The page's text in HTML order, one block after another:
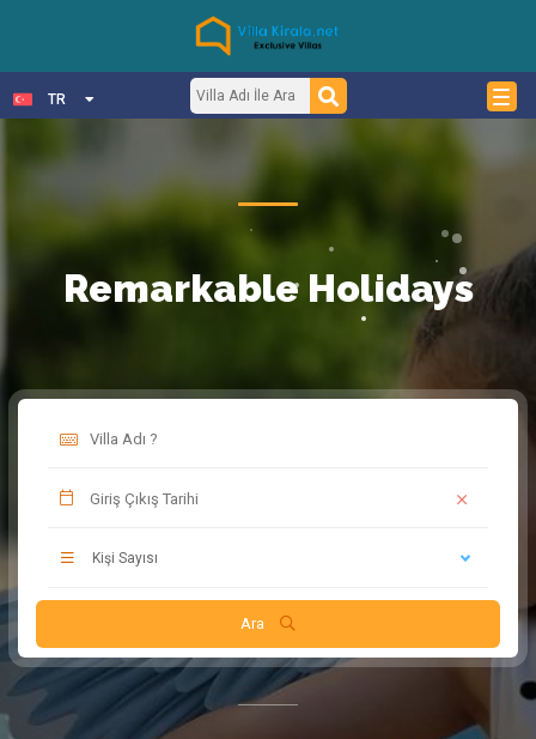
TR
Remarkable Holidays
Kişi Sayısı
Ara